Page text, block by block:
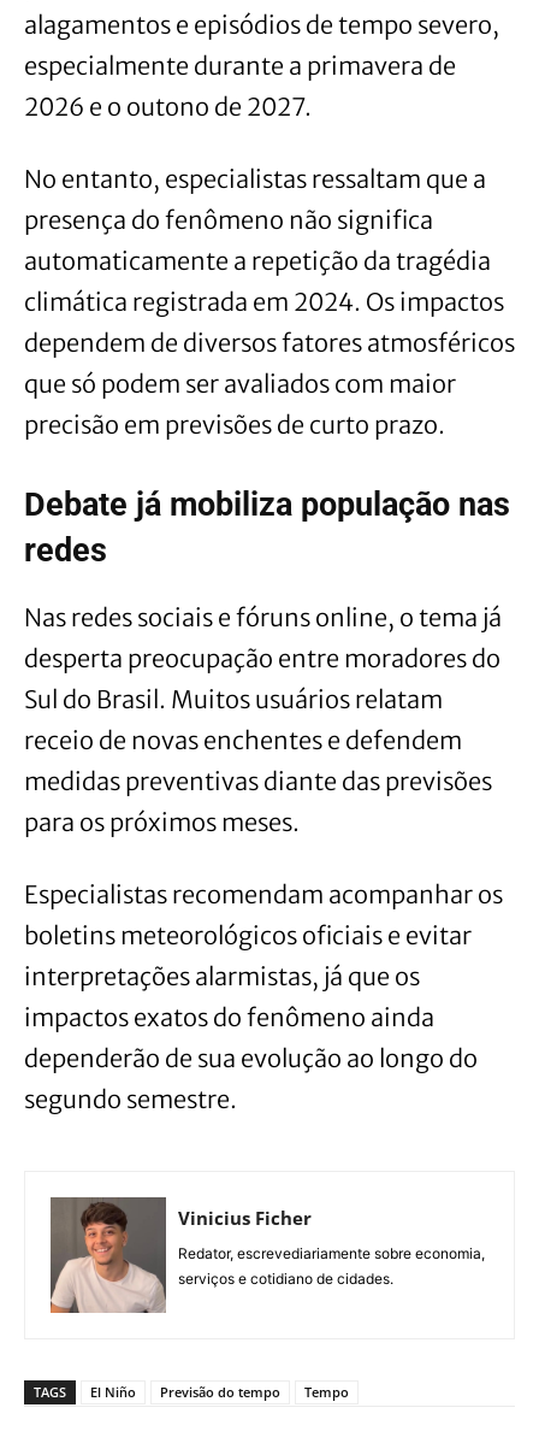
alagamentos e episódios de tempo severo,
especialmente durante a primavera de
2026 e o outono de 2027.
No entanto, especialistas ressaltam que a
presença do fenômeno não significa
automaticamente a repetição da tragédia
climática registrada em 2024. Os impactos
dependem de diversos fatores atmosféricos
que só podem ser avaliados com maior
precisão em previsões de curto prazo.
Debate já mobiliza população nas
redes
Nas redes sociais e fóruns online, o tema já
desperta preocupação entre moradores do
Sul do Brasil. Muitos usuários relatam
receio de novas enchentes e defendem
medidas preventivas diante das previsões
para os próximos meses.
Especialistas recomendam acompanhar os
boletins meteorológicos oficiais e evitar
interpretações alarmistas, já que os
impactos exatos do fenômeno ainda
dependerão de sua evolução ao longo do
segundo semestre.
Vinicius Ficher
Redator, escrevediariamente sobre economia,
serviços e cotidiano de cidades.
TAGS El Niño Previsão do tempo Tempo